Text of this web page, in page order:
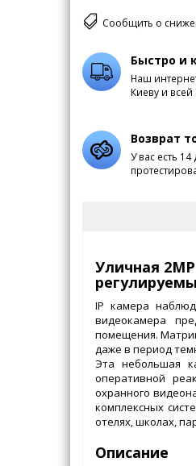
Сообщить о
Быстро и
Наш
Киеву и
Возврат
У вас есть
Уличная
IP камера
видеокамера
помещения.
даже в период
Эта небольшая
оперативной
охранного
комплексных
отелях, школах,
Описание